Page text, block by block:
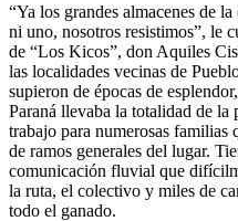
“Ya los grandes almacenes de
ni uno, nosotros resistimos”, le
de “Los Kicos”, don Aquiles
las localidades vecinas de
supieron de épocas de
Paraná llevaba la totalidad de
trabajo para numerosas familias
de ramos generales del lugar.
comunicación fluvial que
la ruta, el colectivo y miles de
todo el ganado.